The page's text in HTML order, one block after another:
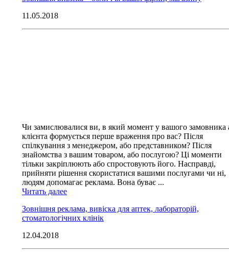
11.05.2018
Чи замислювалися ви, в який момент у вашого замовника
клієнта формується перше враження про вас? Після
спілкування з менеджером, або представником? Після
знайомства з вашим товаром, або послугою? Ці моменти
тільки закріплюють або спростовують його. Насправді,
прийняти рішення скористатися вашими послугами чи ні,
людям допомагає реклама. Вона буває ...
Читать далее
Зовнішня реклама, вивіска для аптек, лабораторій,
стоматологічних клінік
12.04.2018